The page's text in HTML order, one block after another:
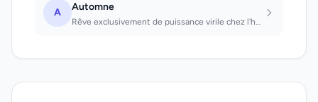
A Automne
Rêve exclusivement de puissance virile chez l'homme, en général négatif. Que l'o...